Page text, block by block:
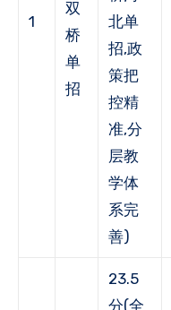
1
双
桥
单
招
北单
招,政
策把
控精
准,分
层教
学体
系完
善)
23.5
分(全